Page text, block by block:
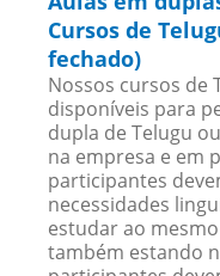
Cursos de
fechado)
Nossos cursos de
disponíveis para
dupla de Telugu
na empresa e em
participantes
necessidades
estudar ao
também estando